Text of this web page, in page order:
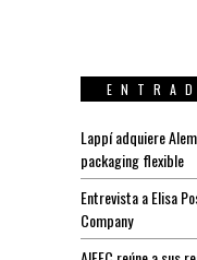
Lappí adquiere
packaging flexible
Entrevista a Elisa
Company